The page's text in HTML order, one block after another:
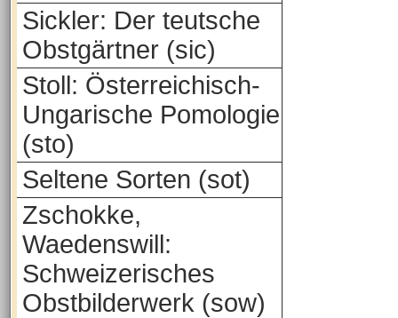
Sickler: Der teutsche
Obstgärtner (sic)
Stoll: Österreichisch-
Ungarische Pomologie
(sto)
Seltene Sorten (sot)
Zschokke,
Waedenswill:
Schweizerisches
Obstbilderwerk (sow)